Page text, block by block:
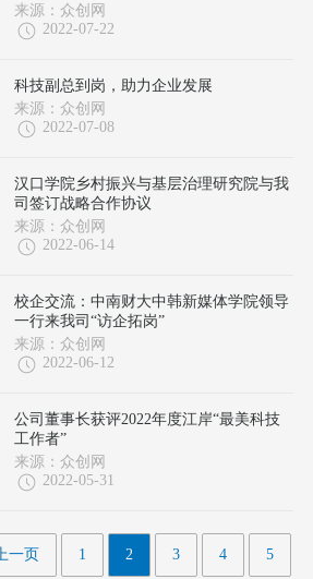
来源：众创网
2022-07-22
科技副总到岗，助力企业发展
来源：众创网
2022-07-08
汉口学院乡村振兴与基层治理研究院与我
司签订战略合作协议
来源：众创网
2022-06-14
校企交流：中南财大中韩新媒体学院领导
一行来我司“访企拓岗”
来源：众创网
2022-06-12
公司董事长获评2022年度江岸“最美科技
工作者”
来源：众创网
2022-05-31
上一页 1 2 3 4 5